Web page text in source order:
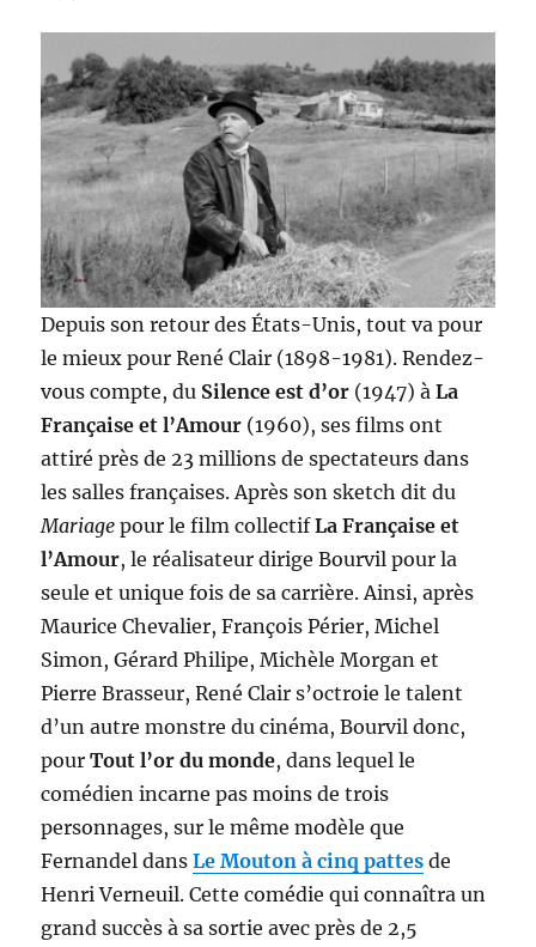
Depuis son retour des États-Unis, tout va pour
le mieux pour René Clair (1898-1981). Rendez-
vous compte, du Silence est d’or (1947) àLa
Française et l’Amour (1960), ses films ont
attiré près de 23 millions de spectateurs dans
les salles françaises. Après son sketch dit du
Mariage pour le film collectifLa Française et
l’Amour, le réalisateur dirige Bourvil pour la
seule et unique fois de sa carrière. Ainsi, après
Maurice Chevalier, François Périer, Michel
Simon, Gérard Philipe, Michèle Morgan et
Pierre Brasseur, René Clair s’octroie le talent
d’un autre monstre du cinéma, Bourvil donc,
pourTout l’or du monde, dans lequel le
comédien incarne pas moins de trois
personnages, sur le même modèle que
Fernandel dansLe Mouton à cinq pattes de
Henri Verneuil. Cette comédie qui connaîtra un
grand succès à sa sortie avec près de 2,5